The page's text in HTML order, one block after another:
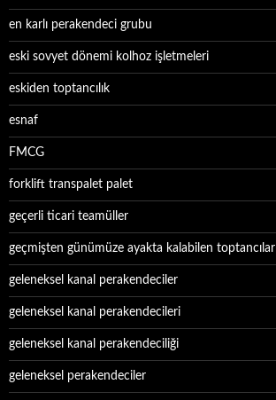
en karlı perakendeci grubu
eski sovyet dönemi kolhoz işletmeleri
eskiden toptancılık
esnaf
FMCG
forklift transpalet palet
geçerli ticari teamüller
geçmişten günümüze ayakta kalabilen toptancılar
geleneksel kanal perakendeciler
geleneksel kanal perakendecileri
geleneksel kanal perakendeciliği
geleneksel perakendeciler